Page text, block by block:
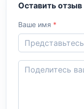
Оставить отзыв
Ваше имя *